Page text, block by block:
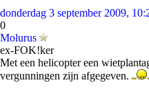
donderdag 3 september 2009,
0
Molurus
ex-FOK!ker
Met een helicopter een
vergunningen zijn afgegeven.